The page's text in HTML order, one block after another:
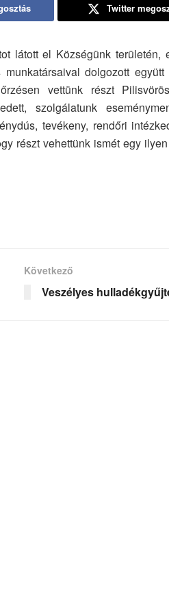
Twitter
látott el Községünk területén,
dolgozott
vettünk részt
szolgálatunk
tevékeny, rendőri
részt vehettünk ismét egy
Következő
Veszélyes